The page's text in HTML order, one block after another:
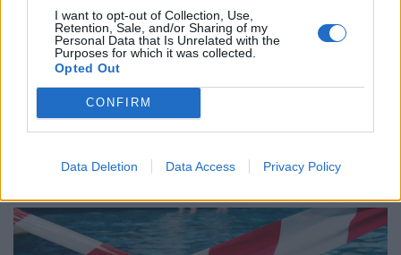
I want to opt-out of Collection, Use,
Retention, Sale, and/or Sharing of my
Personal Data that Is Unrelated with the
Purposes for which it was collected.
Opted Out
CONFIRM
Data Deletion Data Access Privacy Policy
Ismét megnyílt a népszerű balatoni strand:
feloldották a fürdési tilalmat, újra várják a
fürdőzőket
Egy hét után reggel újra megnyitották Keszthelyen a
Helikon Strandot.